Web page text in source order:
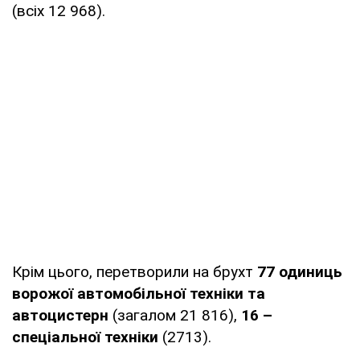
(всіх 12 968).
Крім цього, перетворили на брухт 77 одиниць
ворожої автомобільної техніки та
автоцистерн (загалом 21 816), 16 –
спеціальної техніки (2713).